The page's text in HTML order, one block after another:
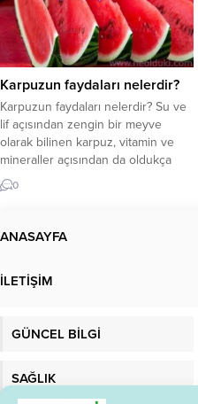
Karpuzun faydaları nelerdir?
Karpuzun faydaları nelerdir? Su ve
lif açısından zengin bir meyve
olarak bilinen karpuz, vitamin ve
mineraller açısından da oldukça
faydalı bir meyvedir. Ancak çok
fazla şeker içerdiğinden iki
Karpuzdaki besinler nelerdir? Yaz
meyve sofralarda olur. Bunlardan
0
ANASAYFA
İLETİŞİM
GÜNCEL BİLGİ
SAĞLIK